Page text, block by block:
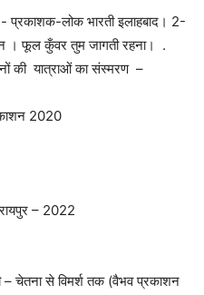
प्रकाशक-लोक भारती इलाहबाद। 2-
फूल कुँवर तुम जागती रहना। .
की यात्राओं का संस्मरण –
2020
– 2022
– चेतना से विमर्श तक (वैभव प्रकाशन